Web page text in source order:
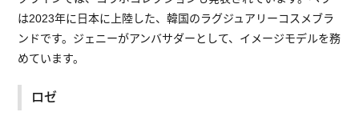
は2023年に日本に上陸した、韓国のラグジュアリーコスメブラ
ンドです。ジェニーがアンバサダーとして、イメージモデルを務
めています。
ロゼ